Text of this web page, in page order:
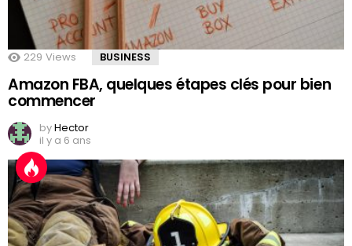
229 Views BUSINESS
Amazon FBA, quelques étapes clés pour bien
commencer
byHector
il y a 6 ans